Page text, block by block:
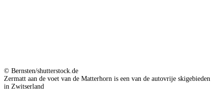
© Bernsten/shutterstock.de
Zermatt aan de voet van de Matterhorn is een van de autovrije skigebieden
in Zwitserland